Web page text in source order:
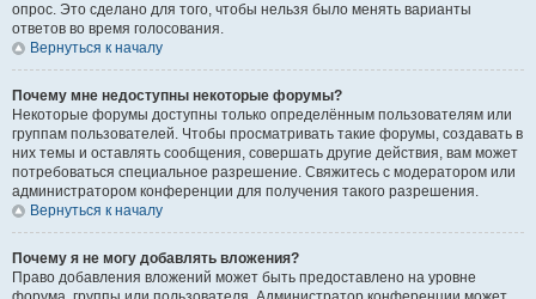
опрос. Это сделано для того, чтобы нельзя было менять варианты
ответов во время голосования.
Вернуться к началу
Почему мне недоступны некоторые форумы?
Некоторые форумы доступны только определённым пользователям или
группам пользователей. Чтобы просматривать такие форумы, создавать в
них темы и оставлять сообщения, совершать другие действия, вам может
потребоваться специальное разрешение. Свяжитесь с модератором или
администратором конференции для получения такого разрешения.
Вернуться к началу
Почему я не могу добавлять вложения?
Право добавления вложений может быть предоставлено на уровне